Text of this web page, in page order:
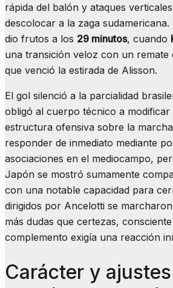
rápida del balón y ataques
descolocar a la zaga
dio frutos a los 29 minutos, cuando
una transición veloz con un remate
que venció la estirada de Alisson.
El gol silenció a la parcialidad
obligó al cuerpo técnico a
estructura ofensiva sobre la
responder de inmediato mediante
asociaciones en el mediocampo,
Japón se mostró sumamente
con una notable capacidad para
dirigidos por Ancelotti se
más dudas que certezas,
complemento exigía una reacción
Carácter y